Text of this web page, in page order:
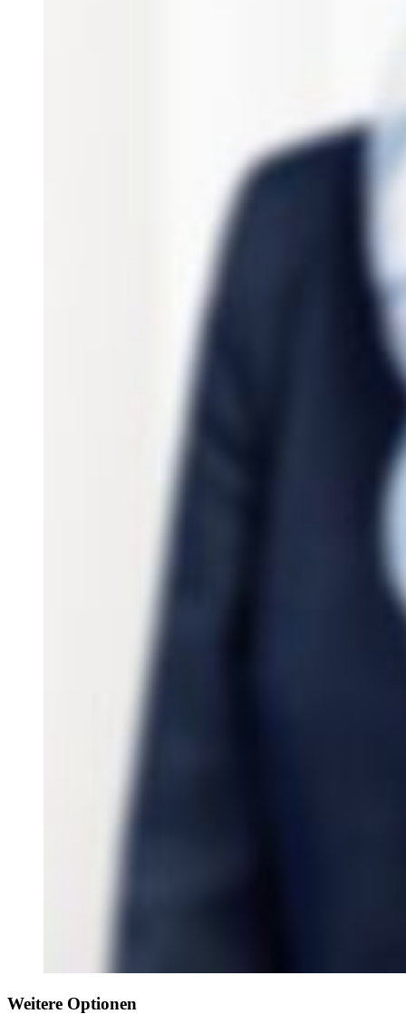
Weitere Optionen